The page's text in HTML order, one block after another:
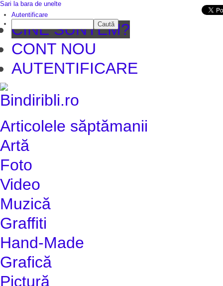
CINE SUNTEM?
CONT NOU
AUTENTIFICARE
Articolele săptămanii
Artă
Foto
Video
Muzică
Graffiti
Hand-Made
Grafică
Pictură
Sari la bara de unelte
Autentificare
Caută